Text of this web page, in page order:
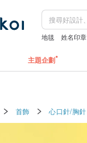
地毯 姓名印章
主題企劃
首飾 心口針/胸針